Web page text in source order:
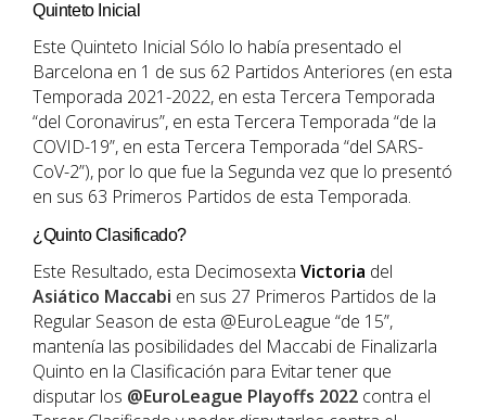
Quinteto Inicial
Este Quinteto Inicial Sólo lo había presentado el
Barcelona en 1 de sus 62 Partidos Anteriores (en esta
Temporada 2021-2022, en esta Tercera Temporada
“del Coronavirus”, en esta Tercera Temporada “de la
COVID-19”, en esta Tercera Temporada “del SARS-
CoV-2”), por lo que fue la Segunda vez que lo presentó
en sus 63 Primeros Partidos de esta Temporada.
¿Quinto Clasificado?
Este Resultado, esta Decimosexta Victoria del
Asiático Maccabi en sus 27 Primeros Partidos de la
Regular Season de esta @EuroLeague “de 15”,
mantenía las posibilidades del Maccabi de Finalizarla
Quinto en la Clasificación para Evitar tener que
disputar los @EuroLeague Playoffs 2022 contra el